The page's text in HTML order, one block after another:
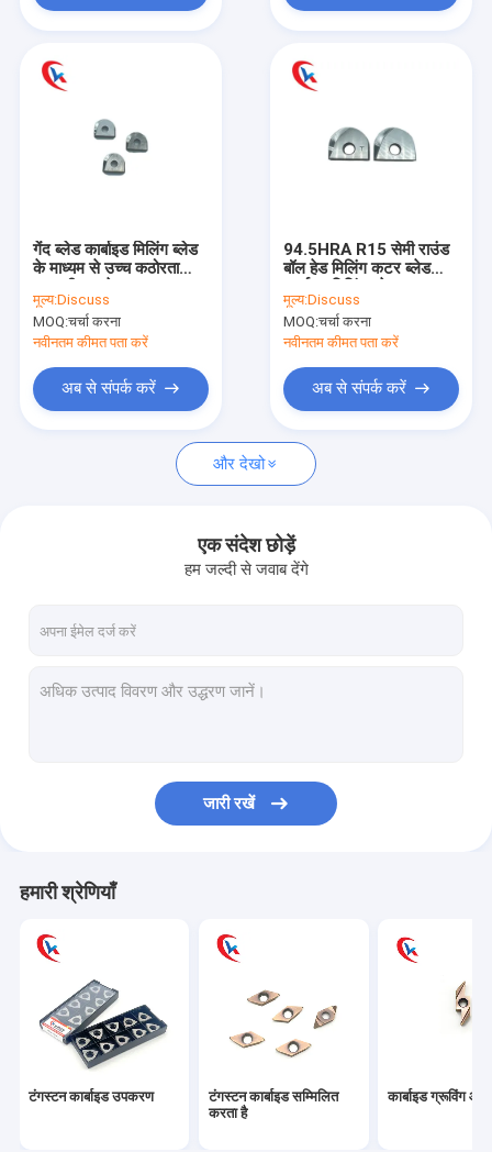
उत्पादों
हमारे बारे में
संपर्क करें
समाचार
एक उद्धरण की विनती करे
टंगस्टन कार्बाइड उपकरण
कार्बाइड ग्रूविंग आवेषण
कार्बाइड मिलिंग आवेषण
टंगस्टन कार्बाइड स्ट्रिप्स
टंगस्टन कार्बाइड वुडवर्किंग टूल
कार्बाइड बोरिंग बार
शैल मिलिंग कटर
गेंद ब्लेड कार्बाइड मिलिंग ब्लेड
के माध्यम से उच्च कठोरता
मूल्य:Discuss
MOQ:चर्चा करना
नवीनतम कीमत पता करें
अब से संपर्क करें
94.5HRA R15 सेमी राउंड
बॉल हेड मिलिंग कटर ब्लेड
मूल्य:Discuss
MOQ:चर्चा करना
नवीनतम कीमत पता करें
अब से संपर्क करें
और देखो
एक संदेश छोड़ें
हम जल्दी से जवाब देंगे
जारी रखें
हमारी श्रेणियाँ
टंगस्टन कार्बाइड उपकरण
टंगस्टन कार्बाइड सम्मिलित
करता है
कार्बाइड ग्रूविंग